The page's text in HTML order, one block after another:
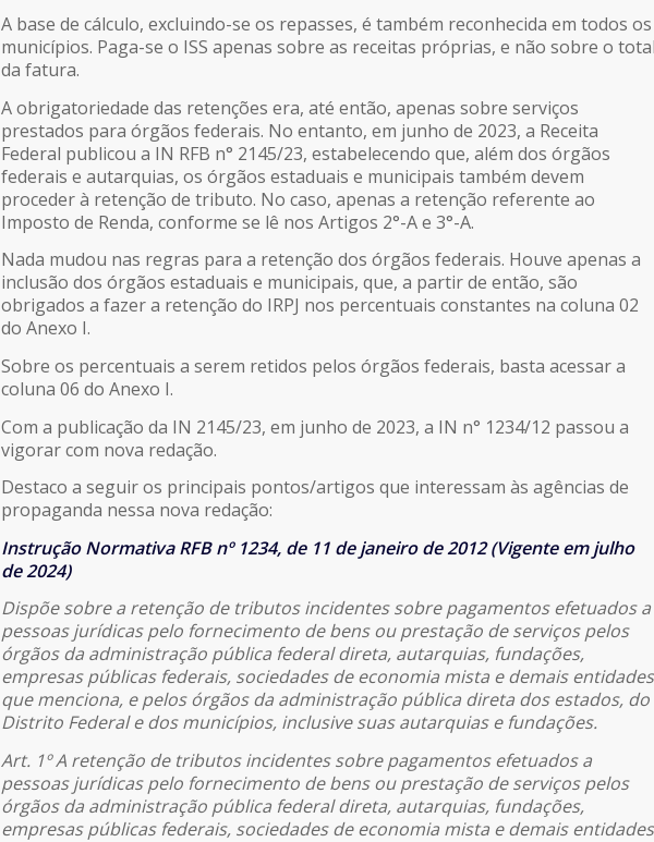
A base de cálculo, excluindo-se os repasses, é também reconhecida em todos os
municípios. Paga-se o ISS apenas sobre as receitas próprias, e não sobre o
da fatura.
A obrigatoriedade das retenções era, até então, apenas sobre serviços
prestados para órgãos federais. No entanto, em junho de 2023, a Receita
Federal publicou a IN RFB n° 2145/23, estabelecendo que, além dos órgãos
federais e autarquias, os órgãos estaduais e municipais também devem
proceder à retenção de tributo. No caso, apenas a retenção referente ao
Imposto de Renda, conforme se lê nos Artigos 2°-A e 3°-A.
Nada mudou nas regras para a retenção dos órgãos federais. Houve apenas a
inclusão dos órgãos estaduais e municipais, que, a partir de então, são
obrigados a fazer a retenção do IRPJ nos percentuais constantes na coluna 02
do Anexo I.
Sobre os percentuais a serem retidos pelos órgãos federais, basta acessar a
coluna 06 do Anexo I.
Com a publicação da IN 2145/23, em junho de 2023, a IN n° 1234/12 passou a
vigorar com nova redação.
Destaco a seguir os principais pontos/artigos que interessam às agências de
propaganda nessa nova redação:
Instrução Normativa RFB nº 1234, de 11 de janeiro de 2012 (Vigente em julho
de 2024)
Dispõe sobre a retenção de tributos incidentes sobre pagamentos efetuados a
pessoas jurídicas pelo fornecimento de bens ou prestação de serviços pelos
órgãos da administração pública federal direta, autarquias, fundações,
empresas públicas federais, sociedades de economia mista e demais entidades
que menciona, e pelos órgãos da administração pública direta dos estados, do
Distrito Federal e dos municípios, inclusive suas autarquias e fundações.
Art. 1º A retenção de tributos incidentes sobre pagamentos efetuados a
pessoas jurídicas pelo fornecimento de bens ou prestação de serviços pelos
órgãos da administração pública federal direta, autarquias, fundações,
empresas públicas federais, sociedades de economia mista e demais entidades